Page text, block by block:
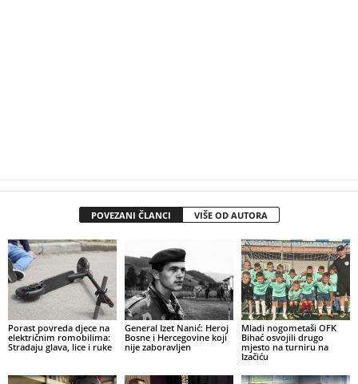
POVEZANI ČLANCI VIŠE OD AUTORA
Porast povreda djece na
električnim romobilima:
Stradaju glava, lice i ruke
General Izet Nanić: Heroj
Bosne i Hercegovine koji
nije zaboravljen
Mladi nogometaši OFK
Bihać osvojili drugo
mjesto na turniru na
Izačiću